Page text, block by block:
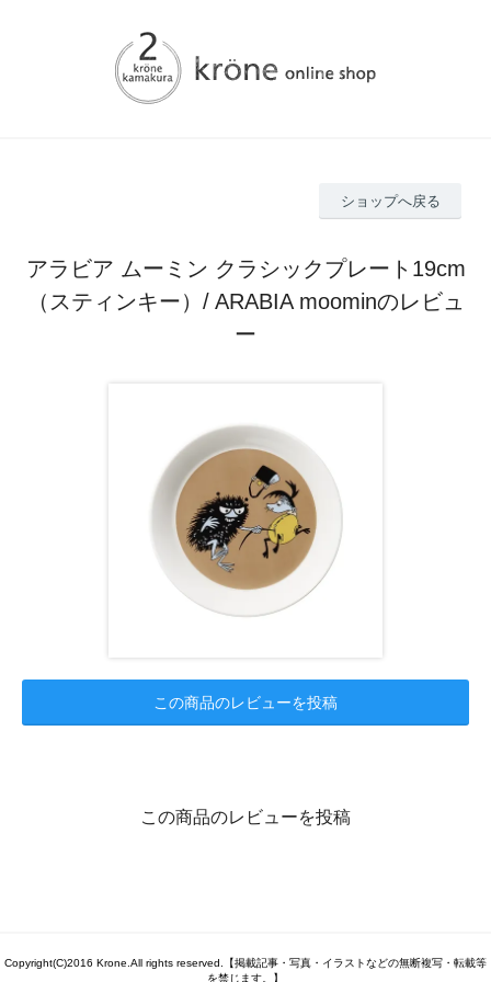
ショップへ戻る
アラビア ムーミン クラシックプレート19cm
（スティンキー）/ ARABIA moominのレビュ
ー
この商品のレビューを投稿
この商品のレビューを投稿
Copyright(C)2016 Krone.All rights reserved.【掲載記事・写真・イラストなどの無断複写・転載等
を禁じます。】